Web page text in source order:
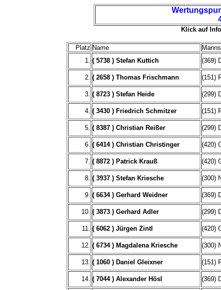
Klick auf
Platz Name
1. ( 5738 ) Stefan Kuttich (369)
2. ( 2658 ) Thomas Frischmann (151)
3. ( 8723 ) Stefan Heide (299)
4. ( 3430 ) Friedrich Schmitzer (151)
5. ( 8387 ) Christian Reißer (299)
6. ( 6414 ) Christian Christinger (420)
7. ( 8872 ) Patrick Krauß (420)
8. ( 3937 ) Stefan Kriesche (300)
9. ( 6634 ) Gerhard Weidner (369)
10. ( 3873 ) Gerhard Adler (299)
11. ( 6062 ) Jürgen Zintl (420)
12. ( 6734 ) Magdalena Kriesche (300)
13. ( 1060 ) Daniel Gleixner (151)
14. ( 7044 ) Alexander Hösl (369)